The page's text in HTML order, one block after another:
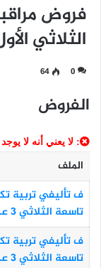
فروض
الثلاثي
0
64
الفروض
: لا يعني أنه لا
الملف
ف تأليفي تربية
تاسعة الثلاثي 3 عدد 5
ف تأليفي تربية
تاسعة الثلاثي 3 عدد 6